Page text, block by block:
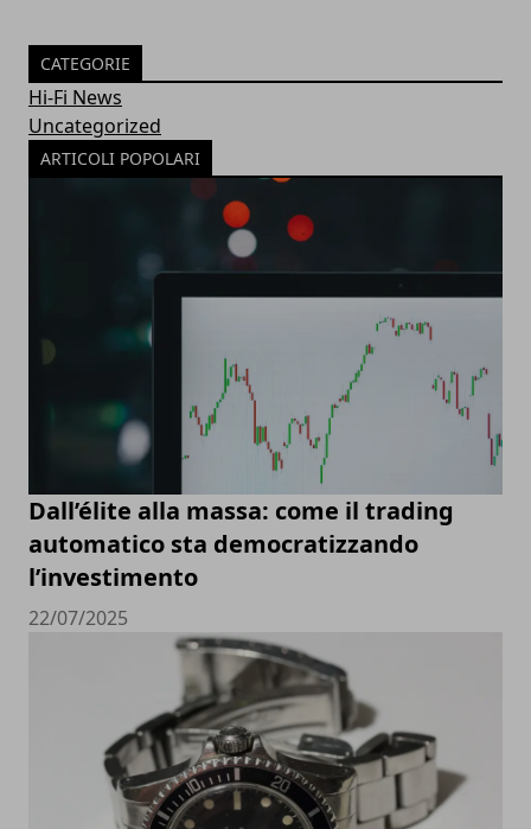
CATEGORIE
Hi-Fi News
Uncategorized
ARTICOLI POPOLARI
Dall’élite alla massa: come il trading
automatico sta democratizzando
l’investimento
22/07/2025